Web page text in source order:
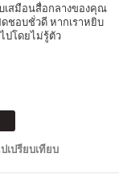
เสมือนสื่อกลางของคุณ
ชอบชั่วดี หากเราหยิบ
ปโดยไม่รู้ตัว
เปรียบเทียบ